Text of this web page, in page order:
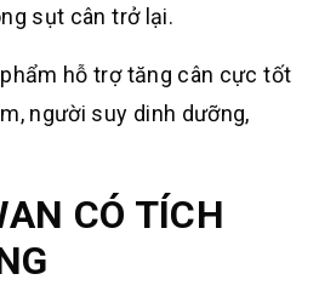
sụt cân trở lại.
hỗ trợ tăng cân cực tốt
người suy dinh dưỡng,
CÓ TÍCH